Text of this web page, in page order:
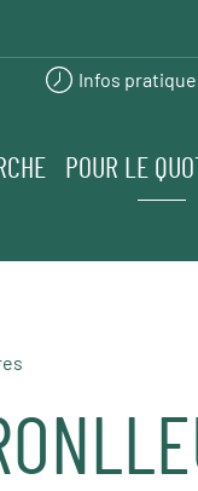
DES HUMANITÉS
Infos
POUR LE